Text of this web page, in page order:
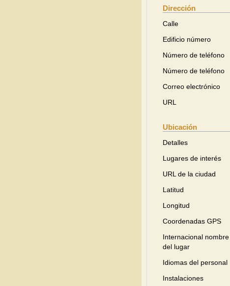
Dirección
Calle
Edificio número
Número de teléfono
Número de teléfono
Correo electrónico
URL
Ubicación
Detalles
Lugares de interés
URL de la ciudad
Latitud
Longitud
Coordenadas GPS
Internacional nombre
del lugar
Idiomas del personal
Instalaciones